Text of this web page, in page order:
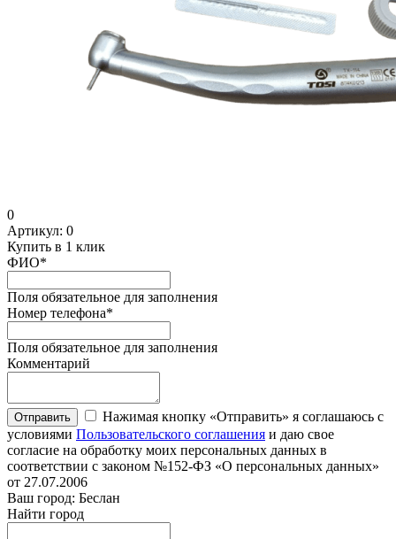
0
Артикул: 0
Купить в 1 клик
ФИО*
Поля обязательное для заполнения
Номер телефона*
Поля обязательное для заполнения
Комментарий
Отправить
Нажимая кнопку «Отправить» я соглашаюсь с
условиями Пользовательского соглашения и даю свое
согласие на обработку моих персональных данных в
соответствии с законом №152-ФЗ «О персональных данных»
от 27.07.2006
Ваш город: Беслан
Найти город